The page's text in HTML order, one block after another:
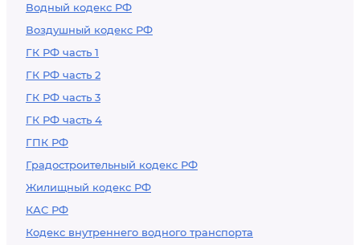
Водный кодекс РФ
Воздушный кодекс РФ
ГК РФ часть 1
ГК РФ часть 2
ГК РФ часть 3
ГК РФ часть 4
ГПК РФ
Градостроительный кодекс РФ
Жилищный кодекс РФ
КАС РФ
Кодекс внутреннего водного транспорта